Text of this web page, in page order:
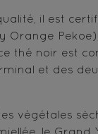
il est
Orange
thé noir est
et des
végétales
le Grand